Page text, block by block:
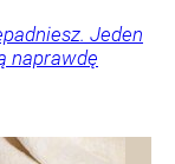
Jeden
naprawdę